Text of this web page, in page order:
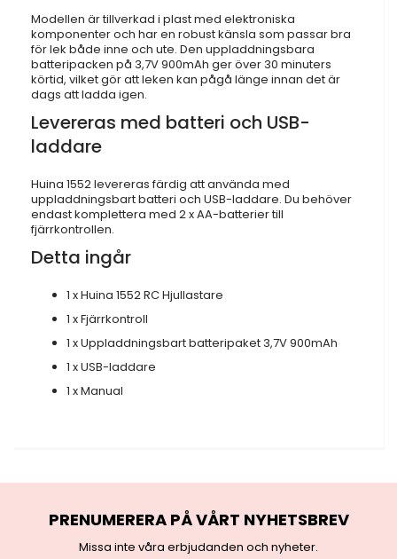
Modellen är tillverkad i plast med elektroniska
komponenter och har en robust känsla som passar bra
för lek både inne och ute. Den uppladdningsbara
batteripacken på 3,7V 900mAh ger över 30 minuters
körtid, vilket gör att leken kan pågå länge innan det är
dags att ladda igen.
Levereras med batteri och USB-
laddare
Huina 1552 levereras färdig att använda med
uppladdningsbart batteri och USB-laddare. Du behöver
endast komplettera med 2 x AA-batterier till
fjärrkontrollen.
Detta ingår
1 x Huina 1552 RC Hjullastare
1 x Fjärrkontroll
1 x Uppladdningsbart batteripaket 3,7V 900mAh
1 x USB-laddare
1 x Manual
PRENUMERERA PÅ VÅRT NYHETSBREV
Missa inte våra erbjudanden och nyheter.